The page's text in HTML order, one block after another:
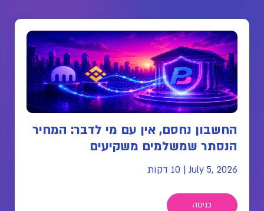
החשבון נחסם, אין עם מי לדבר: המחיר
הנסתר שמשלמים משקיעים
July 5, 2026
| 10 דקות
כניסה